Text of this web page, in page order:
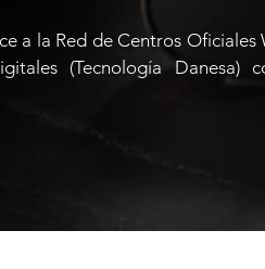
a la Red de Centros Oficiales
(Tecnología Danesa)